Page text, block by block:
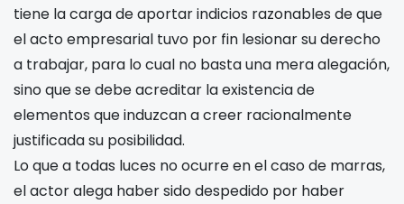
tiene la carga de aportar indicios razonables de que
el acto empresarial tuvo por fin lesionar su derecho
a trabajar, para lo cual no basta una mera alegación,
sino que se debe acreditar la existencia de
elementos que induzcan a creer racionalmente
justificada su posibilidad.
Lo que a todas luces no ocurre en el caso de marras,
el actor alega haber sido despedido por haber